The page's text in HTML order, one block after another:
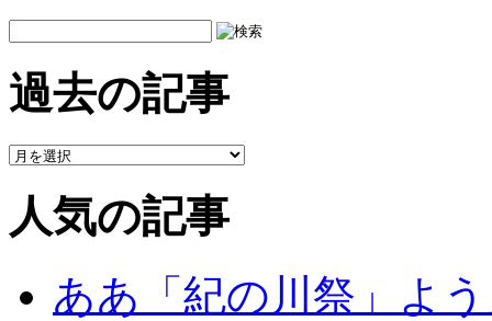
過去の記事
人気の記事
ああ「紀の川祭」よ